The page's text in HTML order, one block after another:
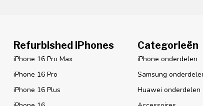
Refurbished iPhones
iPhone 16 Pro Max
iPhone 16 Pro
iPhone 16 Plus
Categorieën
iPhone onderdelen
Samsung
Huawei onderdelen